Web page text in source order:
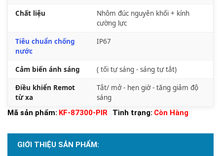
Chất liệu
Nhôm đúc nguyên khối + kính
cường lực
Tiêu chuẩn chống
nước
IP67
Cảm biến ánh sáng ( tối tự sáng - sáng tự tắt)
Điều khiển Remot
từ xa
Tắt/ mở - hẹn giờ - tăng giảm độ
sáng
Mã sản phẩm: KF-87300-PIR Tình trạng: Còn Hàng
GIỚI THIỆU SẢN PHẨM: